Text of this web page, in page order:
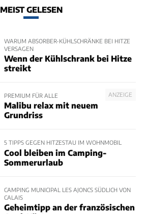
MEIST GELESEN
WARUM ABSORBER-KÜHLSCHRÄNKE BEI HITZE
VERSAGEN
Wenn der Kühlschrank bei Hitze
streikt
ANZEIGE
PREMIUM FÜR ALLE
Malibu relax mit neuem
Grundriss
5 TIPPS GEGEN HITZESTAU IM WOHNMOBIL
Cool bleiben im Camping-
Sommerurlaub
CAMPING MUNICIPAL LES AJONCS SÜDLICH VON
CALAIS
Geheimtipp an der französischen